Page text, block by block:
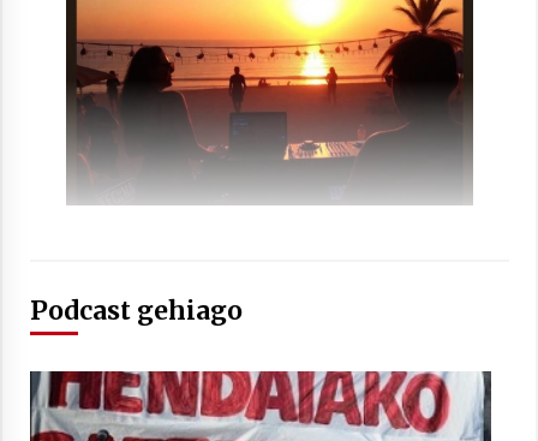
Arrosaren laburpen bideoa Hamaika
Telebistaren eskutik
Podcast gehiago